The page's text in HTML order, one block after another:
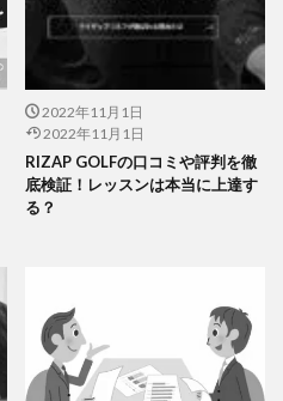
2022年11月1日
2022年11月1日
RIZAP GOLFの口コミや評判を徹
底検証！レッスンは本当に上達す
る？